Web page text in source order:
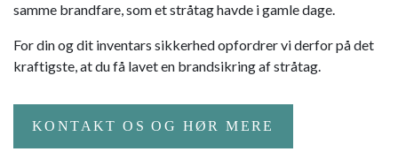
samme brandfare, som et stråtag havde i gamle dage.
For din og dit inventars sikkerhed opfordrer vi derfor på det
kraftigste, at du få lavet en brandsikring af stråtag.
KONTAKT OS OG HØR MERE